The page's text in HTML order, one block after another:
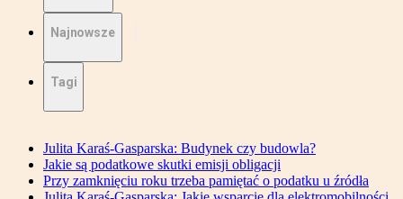
Najnowsze
Tagi
Julita Karaś-Gasparska: Budynek czy budowla?
Jakie są podatkowe skutki emisji obligacji
Przy zamknięciu roku trzeba pamiętać o podatku u źródła